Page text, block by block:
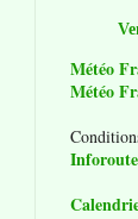
Météo
Météo